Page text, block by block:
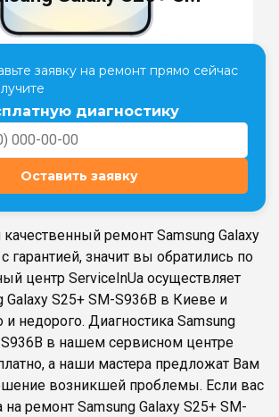
44-А г. Киев, ул. Анны Ахматовой, 30
ул. Героев
Дворец "Украина"
г. Киев, ул. Казимира Малевича, 87
ул.
3
UK
заявку на ремонт прямо сейчас
диагностику
Оставить заявку
ремонт Samsung Galaxy
гарантией, значит вы обратились по
центр ServiceInUa осуществляет
Galaxy S25+ SM-S936B в Киеве и
и недорого. Диагностика Samsung
S936B в нашем сервисном центре
а наши мастера предложат Вам
возникшей проблемы. Если вас
на ремонт Samsung Galaxy S25+ SM-